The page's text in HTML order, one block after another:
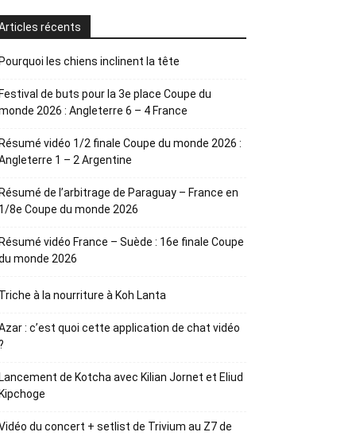
récents
Pourquoi les chiens inclinent la tête
Festival de buts pour la 3e place Coupe du
2026 : Angleterre 6 – 4 France
Résumé vidéo 1/2 finale Coupe du monde 2026 :
1 – 2 Argentine
Résumé de l’arbitrage de Paraguay – France en
1/8e Coupe du monde 2026
Résumé vidéo France – Suède : 16e finale Coupe
monde 2026
Triche à la nourriture à Koh Lanta
: c’est quoi cette application de chat vidéo
Lancement de Kotcha avec Kilian Jornet et Eliud
Kipchoge
du concert + setlist de Trivium au Z7 de